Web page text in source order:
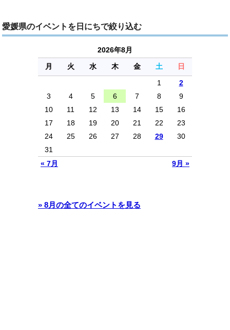
愛媛県のイベントを日にちで絞り込む
2026年8月
月
火 水 木 金 土 日
« 7月 9月 »
1
2
3
4 5 6 7 8
9
10
11 12 13 14 15
16
17
18 19 20 21 22
23
24
25 26 27 28 29
30
31
» 8月の全てのイベントを見る